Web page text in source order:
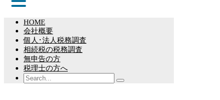
HOME
会社概要
個人･法人税務調査
相続税の税務調査
無申告の方
税理士の方へ